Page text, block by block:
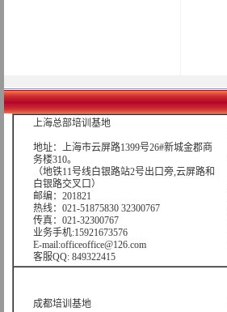
上海总部培训基地
地址：上海市云屏路1399号26#新城金郡商
务楼310。
（地铁11号线白银路站2号出口旁,云屏路和
白银路交叉口）
邮编：201821
热线：021-51875830 32300767
传真：021-32300767
业务手机:15921673576
E-mail:officeoffice@126.com
客服QQ: 849322415
成都培训基地